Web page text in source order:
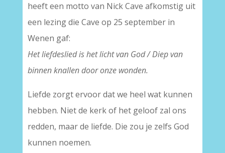
heeft een motto van Nick Cave afkomstig uit
een lezing die Cave op 25 september in
Wenen gaf:
Het liefdeslied is het licht van God / Diep van
binnen knallen door onze wonden.
Liefde zorgt ervoor dat we heel wat kunnen
hebben. Niet de kerk of het geloof zal ons
redden, maar de liefde. Die zou je zelfs God
kunnen noemen.